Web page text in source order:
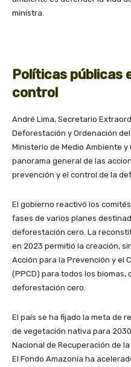
ministra.
Políticas públicas
control
André Lima, Secretario
Deforestación y Ordenación
Ministerio de Medio Ambiente
panorama general de las
prevención y el control de la
El gobierno reactivó los
fases de varios planes
deforestación cero. La
en 2023 permitió la creación,
Acción para la Prevención y el
(PPCD) para todos los biomas,
deforestación cero.
El país se ha fijado la meta de
de vegetación nativa para
Nacional de Recuperación de
El Fondo Amazonía ha